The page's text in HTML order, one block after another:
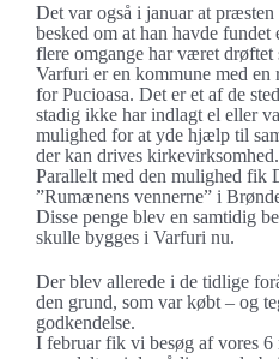
Det var også i januar at
besked om at han havde
flere omgange har været
Varfuri er en kommune med
for Pucioasa. Det er et af de
stadig ikke har indlagt el eller
mulighed for at yde hjælp til
der kan drives kirkevirksomhed.
Parallelt med den mulighed fik
”Rumænens vennerne” i
Disse penge blev en samtidig
skulle bygges i Varfuri nu.
Der blev allerede i de tidlige
den grund, som var købt – og
godkendelse.
I februar fik vi besøg af vores